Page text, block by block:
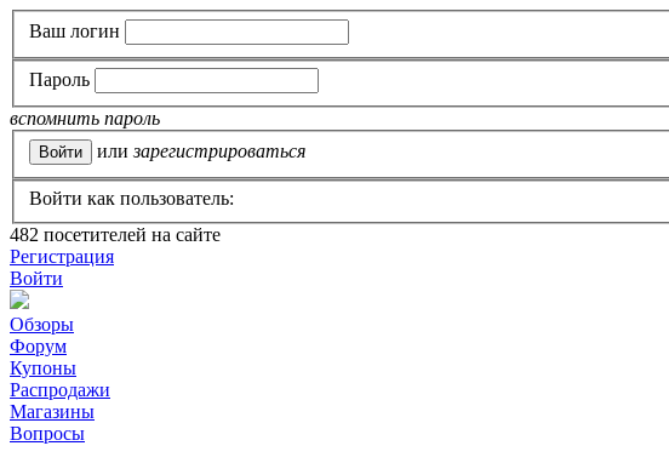
Ваш логин
Пароль
вспомнить пароль
или зарегистрироваться
Войти как пользователь:
482 посетителей на сайте
Регистрация
Войти
Обзоры
Форум
Купоны
Распродажи
Магазины
Вопросы